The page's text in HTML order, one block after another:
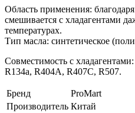
Область применения:
смешивается с хладагентами
температурах.
Тип масла: синтетическое
Совместимость с
R134a, R404A, R407C, R507.
Бренд
ProMart
Производитель Китай